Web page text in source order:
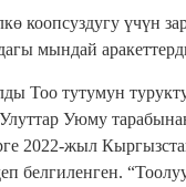
коопсуздугу үчүн
мындай
Тоо тутумун
Уюму
2022-жыл
белгиленген.